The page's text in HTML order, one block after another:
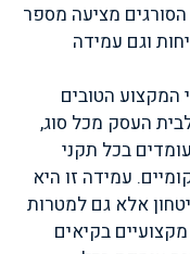
מציעה מספר
וגם עמידה
המקצוע הטובים
העסק מכל סוג,
בכל תקני
עמידה זו היא
אלא גם למטרות
בקיאים